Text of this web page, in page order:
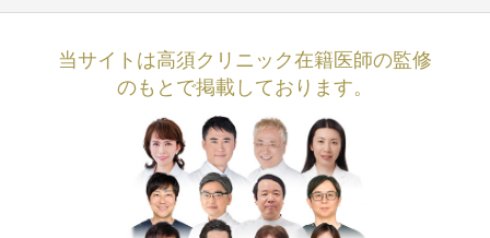
当サイトは高須クリニック在籍医師の監修
のもとで掲載しております。